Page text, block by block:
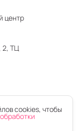
центр
2, ТЦ
cookies, чтобы